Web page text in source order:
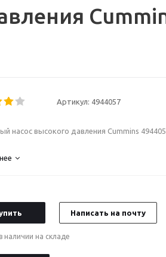
Артикул: 4944057
насос высокого давления Cummins
Написать на почту
наличии на складе